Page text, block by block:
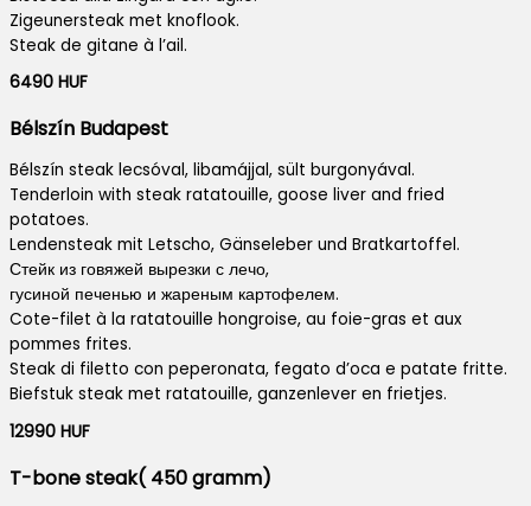
Zigeunersteak met knoflook.
Steak de gitane à l’ail.
6490 HUF
Bélszín Budapest
Bélszín steak lecsóval, libamájjal, sült burgonyával.
Tenderloin with steak ratatouille, goose liver and fried
potatoes.
Lendensteak mit Letscho, Gänseleber und Bratkartoffel.
Стейк из говяжей вырезки с лечо,
гусиной печенью и жареным картофелем.
Cote-filet à la ratatouille hongroise, au foie-gras et aux
pommes frites.
Steak di filetto con peperonata, fegato d’oca e patate fritte.
Biefstuk steak met ratatouille, ganzenlever en frietjes.
12990 HUF
T-bone steak( 450 gramm)